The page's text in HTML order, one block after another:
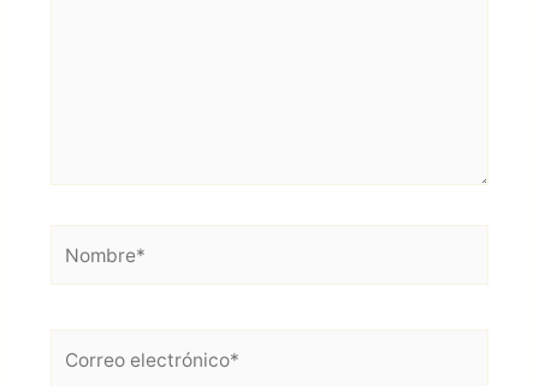
electrónico*